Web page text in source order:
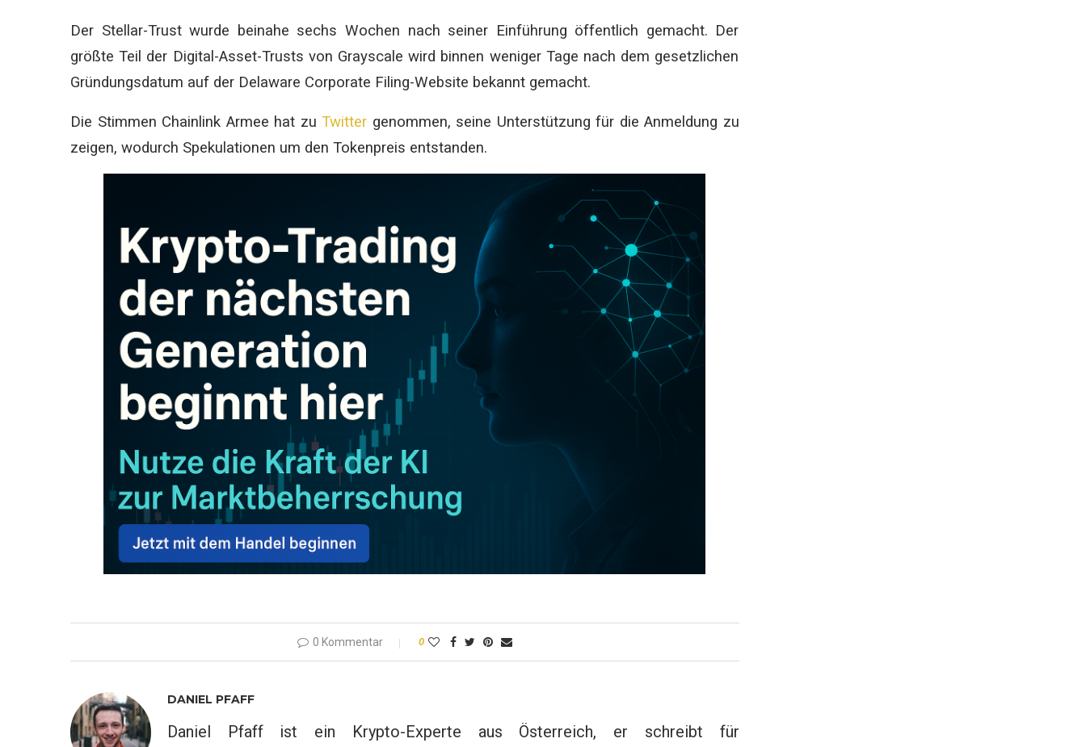
Der Stellar-Trust wurde beinahe sechs Wochen nach seiner Einführung öffentlich gemacht. Der
größte Teil der Digital-Asset-Trusts von Grayscale wird binnen weniger Tage nach dem gesetzlichen
Gründungsdatum auf der Delaware Corporate Filing-Website bekannt gemacht.
Die Stimmen Chainlink Armee hat zu Twitter genommen, seine Unterstützung für die Anmeldung zu
zeigen, wodurch Spekulationen um den Tokenpreis entstanden.
0 Kommentar 0
DANIEL PFAFF
Daniel Pfaff ist ein Krypto-Experte aus Österreich, er schreibt für